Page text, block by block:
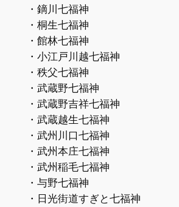
・鏑川七福神
・桐生七福神
・館林七福神
・小江戸川越七福神
・秩父七福神
・武蔵野七福神
・武蔵野吉祥七福神
・武蔵越生七福神
・武州川口七福神
・武州本庄七福神
・武州稲毛七福神
・与野七福神
・日光街道すぎと七福神